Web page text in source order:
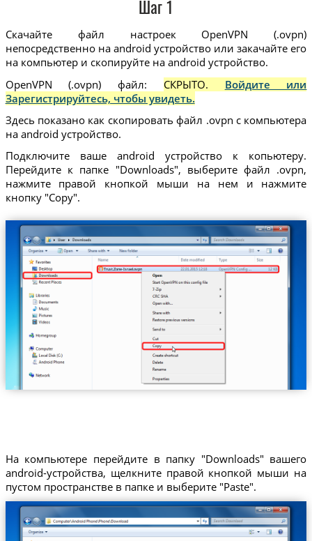
Шаг 1
Скачайте файл настроек OpenVPN (.ovpn)
непосредственно на android устройство или закачайте его
на компьютер и скопируйте на android устройство.
OpenVPN (.ovpn) файл:
СКРЫТО. Войдите или
Зарегистрируйтесь, чтобы увидеть.
Здесь показано как скопировать файл .ovpn с компьютера
на android устройство.
Подключите ваше android устройство к копьютеру.
Перейдите к папке "Downloads", выберите файл .ovpn,
нажмите правой кнопкой мыши на нем и нажмите
кнопку "Copy".
Trust.Zone-Israel.ovpn
На компьютере перейдите в папку "Downloads" вашего
android-устройства, щелкните правой кнопкой мыши на
пустом пространстве в папке и выберите "Paste".